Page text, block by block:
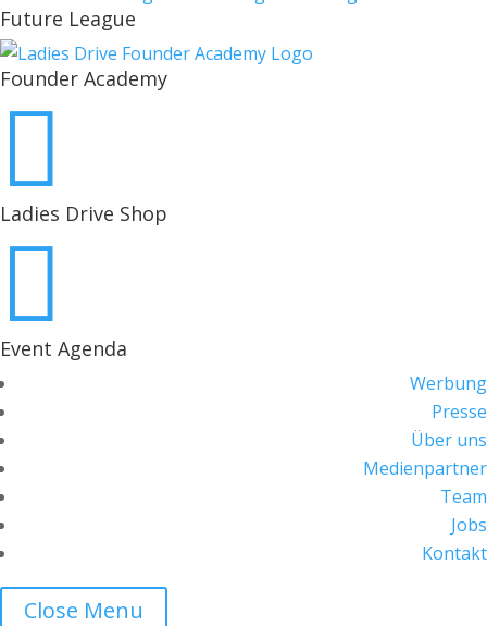
Future League
Founder Academy

Ladies Drive Shop

Event Agenda
Werbung
Presse
Über uns
Medienpartner
Team
Jobs
Kontakt
Close Menu